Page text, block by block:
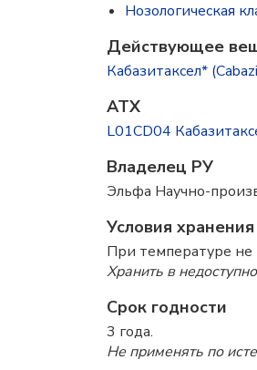
Нозологическая
Действующее
Кабазитаксел*
ATX
L01CD04
Владелец РУ
Эльфа Научно-
Условия хранения
При температуре не
Хранить в
Срок годности
3 года.
Не применять по